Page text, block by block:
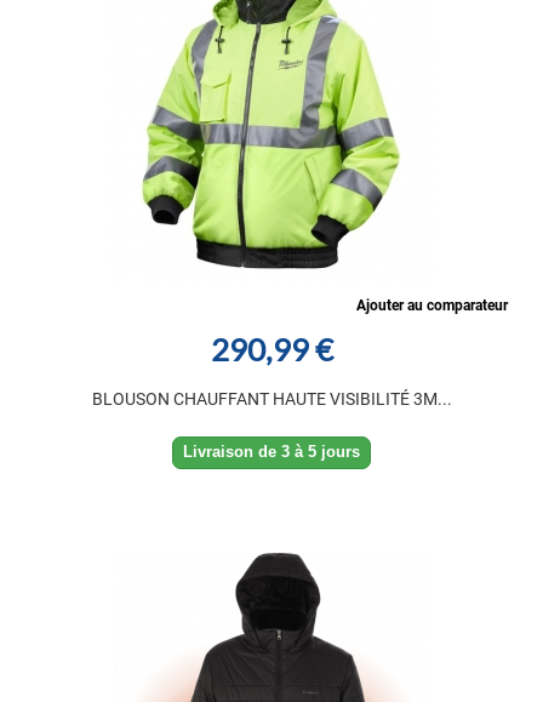
Ajouter au comparateur
290,99 €
BLOUSON CHAUFFANT HAUTE VISIBILITÉ 3M...
Livraison de 3 à 5 jours